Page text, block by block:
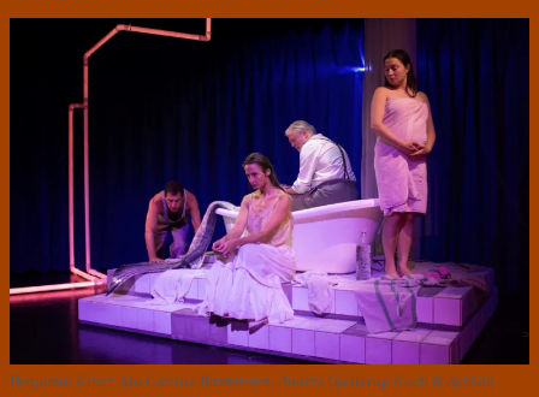
Benjamin Kitter, Ida Cæcilie Rasmussen, Anders Gjellerup Koch & Ayshan